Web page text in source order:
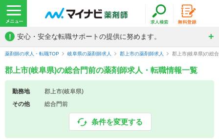
! 安心・安全な転職サポートの提供に努めます。
薬剤師の求人・転職TOP 岐阜県の薬剤師求人 郡上市の薬剤師求人 郡上市(岐阜県)の総
郡上市(岐阜県)の総合門前の薬剤師求人・転職情報一覧
勤務地
郡上市(岐阜県)
その他
総合門前
条件を変更する